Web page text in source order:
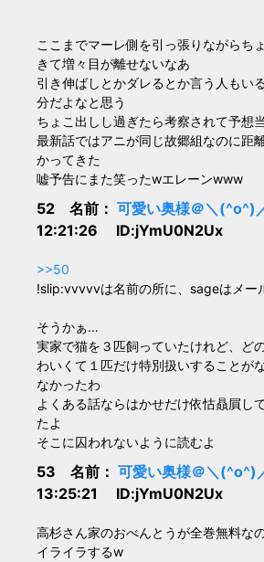
ここまでマーレ側を引っ張りながらち
きて増々目が離せないなあ
引き伸ばしとかダレるとか言う人もい
分だよなと思う
ちょこ出しし過ぎたら考察されて予想
最新話ではアニが同じ故郷組なのに距
かってきた
嘘予告にまた笑ったwエレーンwww
52 名前： 可愛い奥様＠＼(^o^)
12:21:26 ID:jYmU0N2Ux
>>50
!slip:vvvvvは名前の所に、sageはメー
そうかぁ…
実家で猫を３匹飼っていたけれど、ど
わいくて１匹だけ特別扱いすることが
なかったわ
よくある話ならはかせだけ依怙贔屓し
たよ
そこに囚われないように読むよ
53 名前： 可愛い奥様＠＼(^o^)
13:25:21 ID:jYmU0N2Ux
高杉さん家のおべんとうが全巻無料な
イライラするw